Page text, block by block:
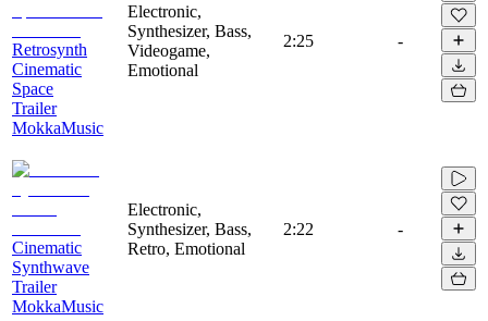
Retrosynth
Cinematic
Space
Trailer
MokkaMusic
Electronic,
Synthesizer, Bass,
Videogame,
Emotional
2:25 -
Cinematic
Synthwave
Trailer
MokkaMusic
Electronic,
Synthesizer, Bass,
Retro, Emotional
2:22 -